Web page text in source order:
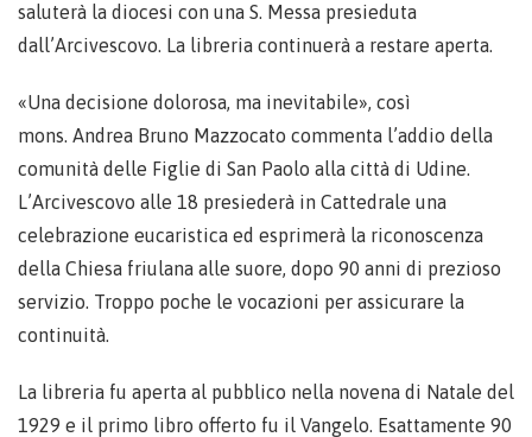
saluterà la diocesi con una S. Messa presieduta
dall’Arcivescovo. La libreria continuerà a restare aperta.
«Una decisione dolorosa, ma inevitabile», così
mons. Andrea Bruno Mazzocato commenta l’addio della
comunità delle Figlie di San Paolo alla città di Udine.
L’Arcivescovo alle 18 presiederà in Cattedrale una
celebrazione eucaristica ed esprimerà la riconoscenza
della Chiesa friulana alle suore, dopo 90 anni di prezioso
servizio. Troppo poche le vocazioni per assicurare la
continuità.
La libreria fu aperta al pubblico nella novena di Natale del
1929 e il primo libro offerto fu il Vangelo. Esattamente 90